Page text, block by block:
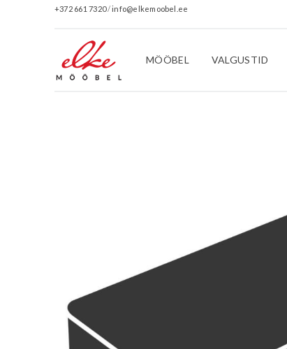
+372 661 7320/info@elkemoobel.ee
MÖÖBEL VALGUSTID